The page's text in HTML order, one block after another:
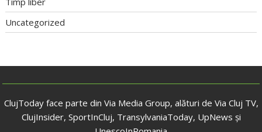
Uncategorized
ClujToday face parte din Via Media Group, alături de Via Cluj TV,
ClujInsider, SportInCluj, TransylvaniaToday, UpNews și